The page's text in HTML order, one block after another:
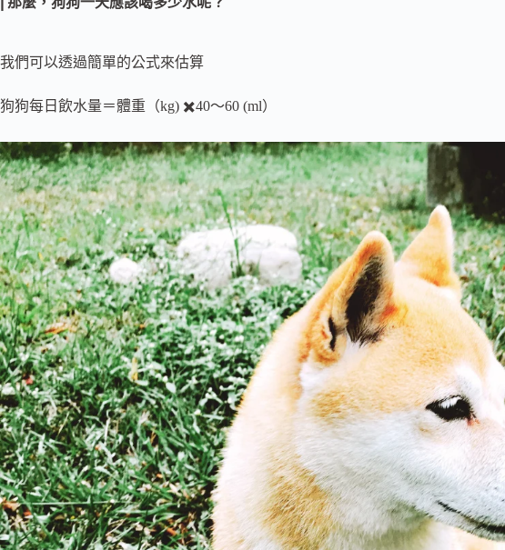
我們可以透過簡單的公式來估算
狗狗每日飲水量＝體重（kg) ✖️40～60 (ml）